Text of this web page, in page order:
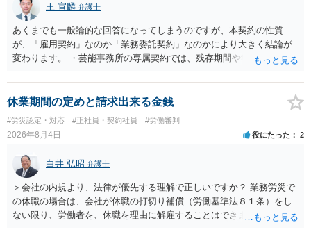
王 宣麟 弁護士
あくまでも一般論的な回答になってしまうのですが、本契約の性質
が、「雇用契約」なのか「業務委託契約」なのかにより大きく結論が
変わります。 ・芸能事務所の専属契約では、残存期間や報酬額、投下
務上よくあるからといって当然に適法という意味ではなく、実際の損
害との対応関係や合理性が重要です。 ・違約金に上限がなくても、常
に有効になるわけではありません。契約が労働契約に近い実態なら労
基法16条で無効となる余地があり、そうでなくても、金額が事務所の
損害と比べて過大なら無効や減額が争点になります。 ・契約前の修正
交渉は一般的です。 交渉の方向としては、上限額を設ける、実損害ベ
ースにする、算定根拠を明確化する、違約金ではなく「合理的な実
費・未回収費用のみ」に限定する、などが典型です。 ・弁護士に契約
前に契約書の内容をレビューしてもらう価値は十分にあると思われま
す。 争点は、契約類型が雇用か業務委託か、実態として労働者性があ
るか、解除事由が双方にどう定められているか、違約金の算定根拠が
休業期間の定めと請求出来る金銭
#労災認定・対応 #正社員・契約社員 #労働審判
2026年8月4日 役にたった 2
白井 弘昭 弁護士
＞会社の内規より、法律が優先する理解で正しいですか？ 業務労災で
の休職の場合は、会社が休職の打切り補償（労働基準法８１条）をし
ない限り、労働者を、休職を理由に解雇することはできません（労働